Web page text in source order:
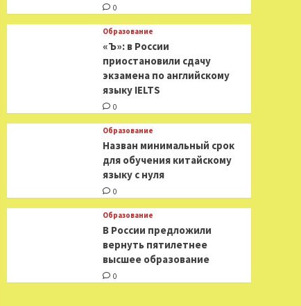
0
Образование
«Ъ»: в России
приостановили сдачу
экзамена по английскому
языку IELTS
0
Образование
Назван минимальный срок
для обучения китайскому
языку с нуля
0
Образование
В России предложили
вернуть пятилетнее
высшее образование
0